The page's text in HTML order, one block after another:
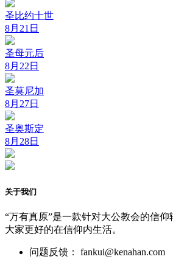
圣比约十世
8月21日
圣母元后
8月22日
圣莫尼加
8月27日
圣奥斯定
8月28日
关于我们
“万有真原”是一款针对大公教会的信
大家更好的在信仰内生活。
问题反馈： fankui@kenahan.com